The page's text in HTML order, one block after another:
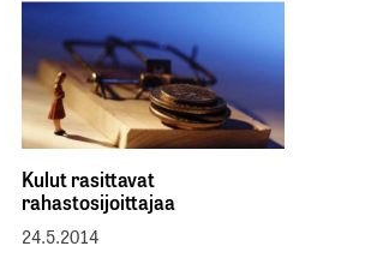
Kulut rasittavat
rahastosijoittajaa
24.5.2014